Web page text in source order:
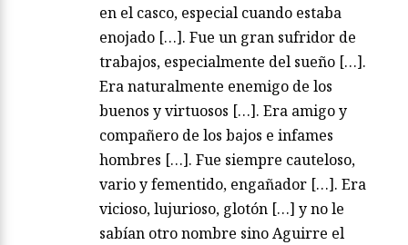
en el casco, especial cuando estaba
enojado […]. Fue un gran sufridor de
trabajos, especialmente del sueño […].
Era naturalmente enemigo de los
buenos y virtuosos […]. Era amigo y
compañero de los bajos e infames
hombres […]. Fue siempre cauteloso,
vario y fementido, engañador […]. Era
vicioso, lujurioso, glotón […] y no le
sabían otro nombre sino Aguirre el